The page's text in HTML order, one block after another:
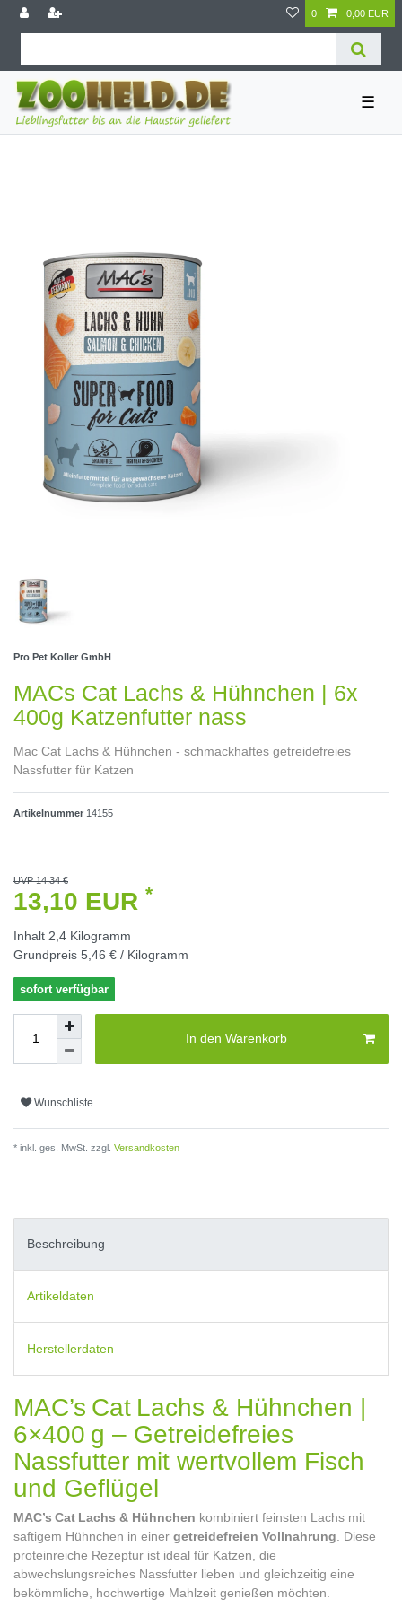
0 0,00 EUR
☰
Pro Pet Koller GmbH
MACs Cat Lachs & Hühnchen | 6x
400g Katzenfutter nass
Mac Cat Lachs & Hühnchen - schmackhaftes getreidefreies
Nassfutter für Katzen
Artikelnummer 14155
UVP 14,34 €
13,10 EUR *
Inhalt 2,4 Kilogramm
Grundpreis 5,46 € / Kilogramm
sofort verfügbar
In den Warenkorb
Wunschliste
* inkl. ges. MwSt. zzgl. Versandkosten
Beschreibung
Artikeldaten
Herstellerdaten
MAC’s Cat Lachs & Hühnchen |
6×400 g – Getreidefreies
Nassfutter mit wertvollem Fisch
und Geflügel
MAC’s Cat Lachs & Hühnchen kombiniert feinsten Lachs mit
saftigem Hühnchen in einer getreidefreien Vollnahrung . Diese
proteinreiche Rezeptur ist ideal für Katzen, die
abwechslungsreiches Nassfutter lieben und gleichzeitig eine
bekömmliche, hochwertige Mahlzeit genießen möchten.